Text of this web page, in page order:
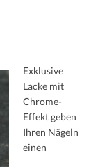
Exklusive
Lacke mit
Chrome-
Effekt geben
Ihren Nägeln
einen